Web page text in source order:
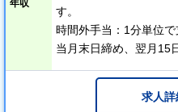
年収
す。
時間外手当：1分単位で
当月末日締め、翌月15
求人詳